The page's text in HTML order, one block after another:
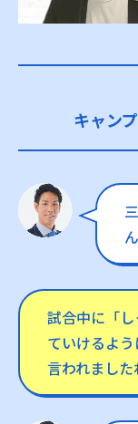
キャン
試合中に「
ていけるよ
言われました